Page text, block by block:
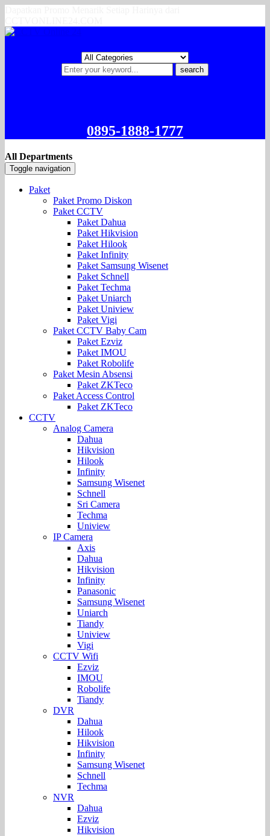
search
0895-1888-1777
All Departments
Toggle navigation
Paket
Paket Promo Diskon
Paket CCTV
Paket Dahua
Paket Hikvision
Paket Hilook
Paket Infinity
Paket Samsung Wisenet
Paket Schnell
Paket Techma
Paket Uniarch
Paket Uniview
Paket Vigi
Paket CCTV Baby Cam
Paket Ezviz
Paket IMOU
Paket Robolife
Paket Mesin Absensi
Paket ZKTeco
Paket Access Control
Paket ZKTeco
CCTV
Analog Camera
Dahua
Hikvision
Hilook
Infinity
Samsung Wisenet
Schnell
Sri Camera
Techma
Uniview
IP Camera
Axis
Dahua
Hikvision
Infinity
Panasonic
Samsung Wisenet
Uniarch
Tiandy
Uniview
Vigi
CCTV Wifi
Ezviz
IMOU
Robolife
Tiandy
DVR
Dahua
Hilook
Hikvision
Infinity
Samsung Wisenet
Schnell
Techma
NVR
Dahua
Ezviz
Hikvision